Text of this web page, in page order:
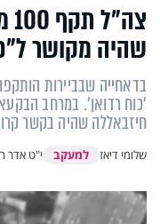
שהיה מקושר
בדאחייה שבביירות
'כוח רדואן'. במרחב
חיזבאללה שהיה בקשר
שלומי דיאז למעקב י"ט אדר